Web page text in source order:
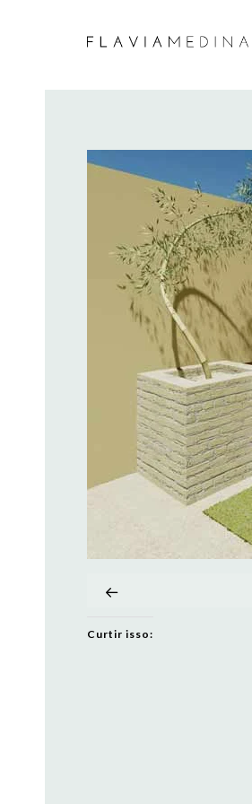
Curtir isso: